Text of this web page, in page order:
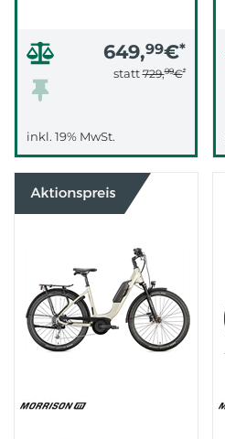
649,99€*
statt729,99€*
inkl. 19% MwSt.